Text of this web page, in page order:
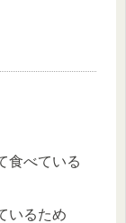
食べている
いるため